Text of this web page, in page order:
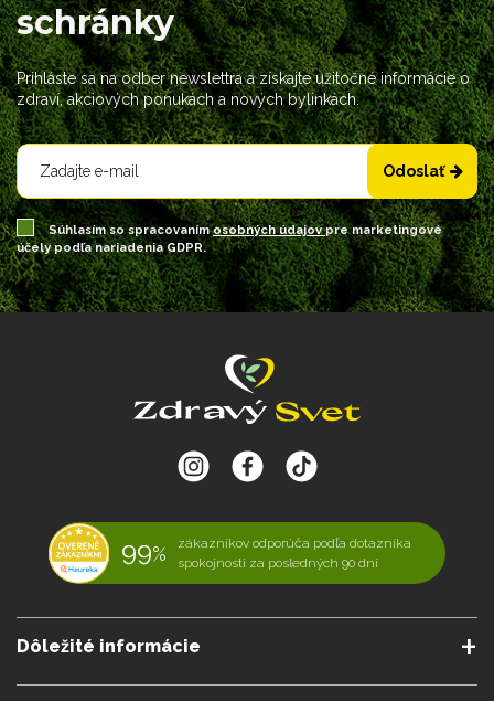
schránky
Prihláste sa na odber newslettra a získajte užitočné informácie o
zdraví, akciových ponukách a nových bylinkách.
Odoslať
Súhlasím so spracovanímosobných údajovpre marketingové
účely podľa nariadenia GDPR.
99%
zákazníkov odporúča podľa dotazníka
spokojnosti za posledných 90 dní
Dôležité informácie